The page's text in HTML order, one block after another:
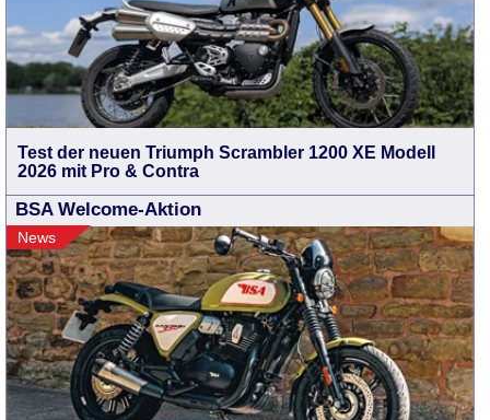
Test der neuen Triumph Scrambler 1200 XE Modell
2026 mit Pro & Contra
BSA Welcome-Aktion
News